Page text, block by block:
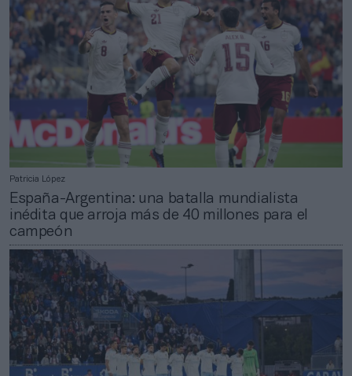
Patricia López
España-Argentina: una batalla mundialista
inédita que arroja más de 40 millones para el
campeón